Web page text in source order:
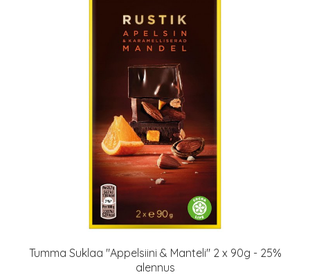
Tumma Suklaa "Appelsiini & Manteli" 2 x 90g - 25%
alennus